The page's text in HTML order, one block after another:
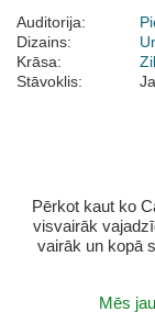
Auditorija:
Dizains:
Krāsa:
Stāvoklis:
Pērkot kaut ko
visvairāk
vairāk un kopā
Mēs